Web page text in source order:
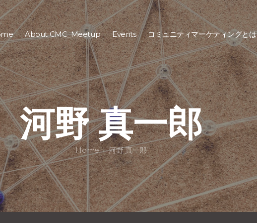
About CMC_Meetup Events コミュニティマーケティングとは
河野 真一郎
Home 河野 真一郎